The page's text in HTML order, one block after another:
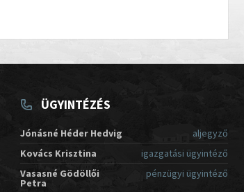
ÜGYINTÉZÉS
Jónásné Héder Hedvig
aljegyző
Kovács Krisztina
igazgatási ügyintéző
Vasasné Gödöllői
Petra
pénzügyi ügyintéző